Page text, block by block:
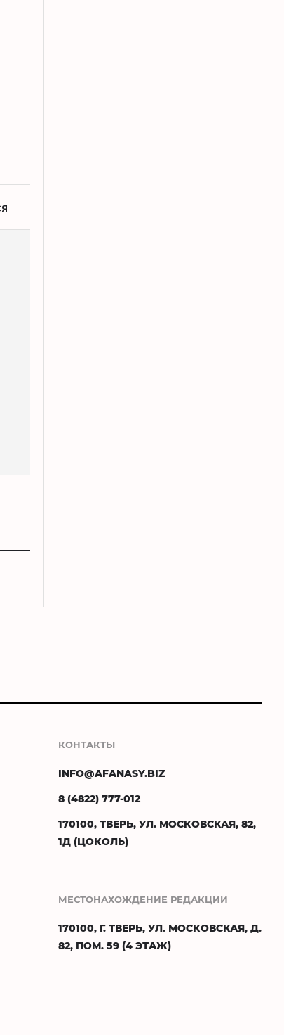
КОНТАКТЫ
INFO@AFANASY.BIZ
8 (4822) 777-012
170100, ТВЕРЬ, УЛ. МОСКОВСКАЯ, 82,
1Д (ЦОКОЛЬ)
МЕСТОНАХОЖДЕНИЕ РЕДАКЦИИ
170100, Г. ТВЕРЬ, УЛ. МОСКОВСКАЯ, Д.
82, ПОМ. 59 (4 ЭТАЖ)